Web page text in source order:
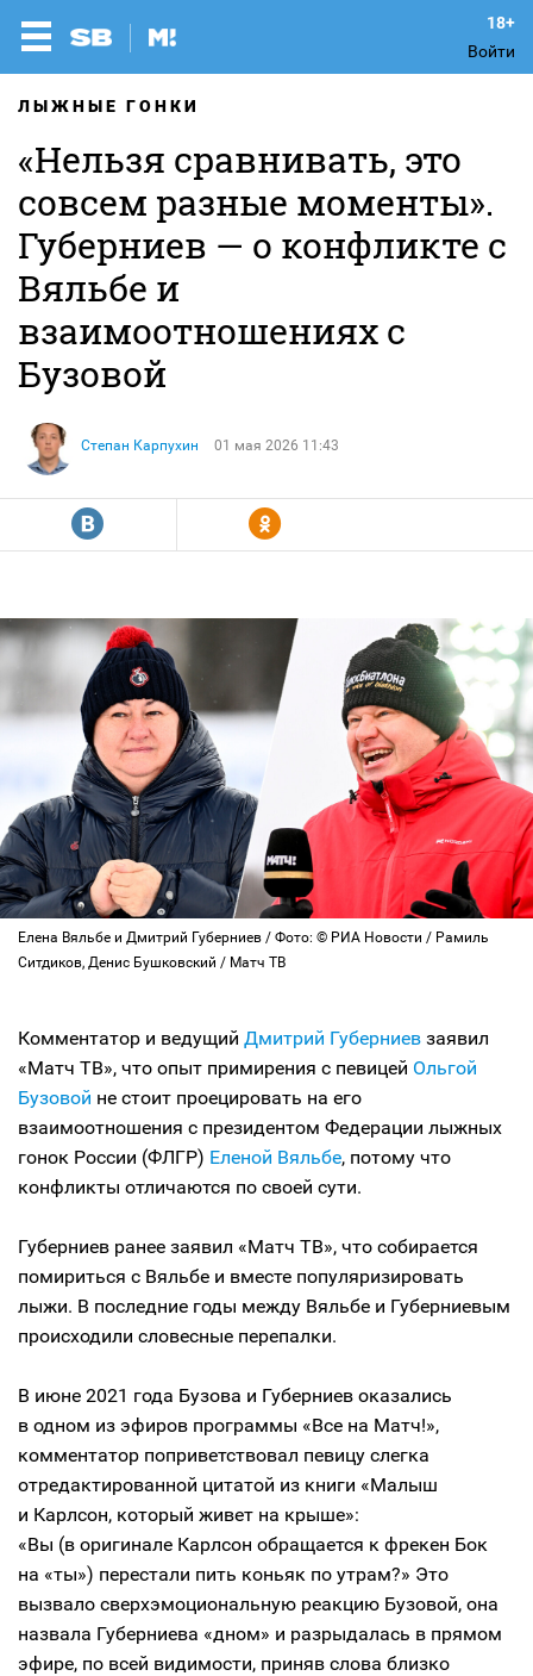
Войти
ЛЫЖНЫЕ ГОНКИ
«Нельзя сравнивать, это
совсем разные моменты».
Губерниев — о конфликте с
Вяльбе и
взаимоотношениях с
Бузовой
Степан Карпухин 01 мая 2026 11:43
R Y
Елена Вяльбе и Дмитрий Губерниев / Фото: © РИА Новости / Рамиль
Ситдиков, Денис Бушковский / Матч ТВ
Комментатор и ведущий Дмитрий Губерниев заявил
«Матч ТВ», что опыт примирения с певицей Ольгой
Бузовой не стоит проецировать на его
взаимоотношения с президентом Федерации лыжных
гонок России (ФЛГР) Еленой Вяльбе, потому что
конфликты отличаются по своей сути.
Губерниев ранее заявил «Матч ТВ», что собирается
помириться с Вяльбе и вместе популяризировать
лыжи. В последние годы между Вяльбе и Губерниевым
происходили словесные перепалки.
В июне 2021 года Бузова и Губерниев оказались
в одном из эфиров программы «Все на Матч!»,
комментатор поприветствовал певицу слегка
отредактированной цитатой из книги «Малыш
и Карлсон, который живет на крыше»:
«Вы (в оригинале Карлсон обращается к фрекен Бок
на «ты») перестали пить коньяк по утрам?» Это
вызвало сверхэмоциональную реакцию Бузовой, она
назвала Губерниева «дном» и разрыдалась в прямом
эфире, по всей видимости, приняв слова близко